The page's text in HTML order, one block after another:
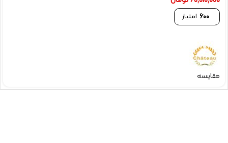
600 امتیاز
مقایسه